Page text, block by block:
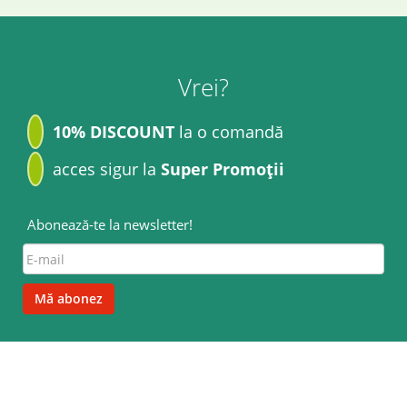
Vrei?
10% DISCOUNT la o comandă
acces sigur la Super Promoții
Abonează-te la newsletter!